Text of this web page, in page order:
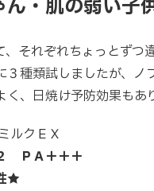
ん・肌の弱い子
、それぞれちょっとず
３種類試しましたが、
く、日焼け予防効果もあ
ルクＥＸ
ＰＡ＋＋＋
★